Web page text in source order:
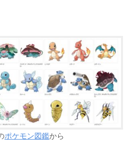
ポケモン図鑑から